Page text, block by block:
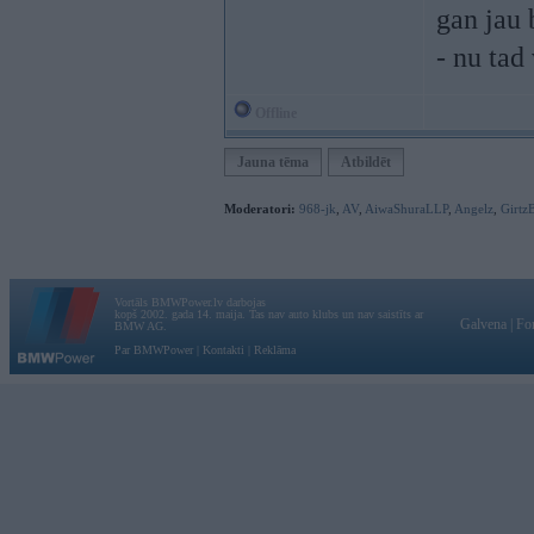
gan jau
- nu
Jauna tēma Atbildēt
Moderatori: 968-jk AV AiwaShuraLLP, Angelz
Vortāls BMWPower.lv darbojas
kopš 2002. gada 14. maija. Tas nav auto klubs un nav saistīts ar
BMW AG.
Par BMWPower
Kontakti Reklāma
Galvena